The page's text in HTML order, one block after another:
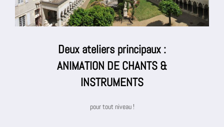
Deux ateliers principaux :
ANIMATION DE CHANTS &
INSTRUMENTS
pour tout niveau !